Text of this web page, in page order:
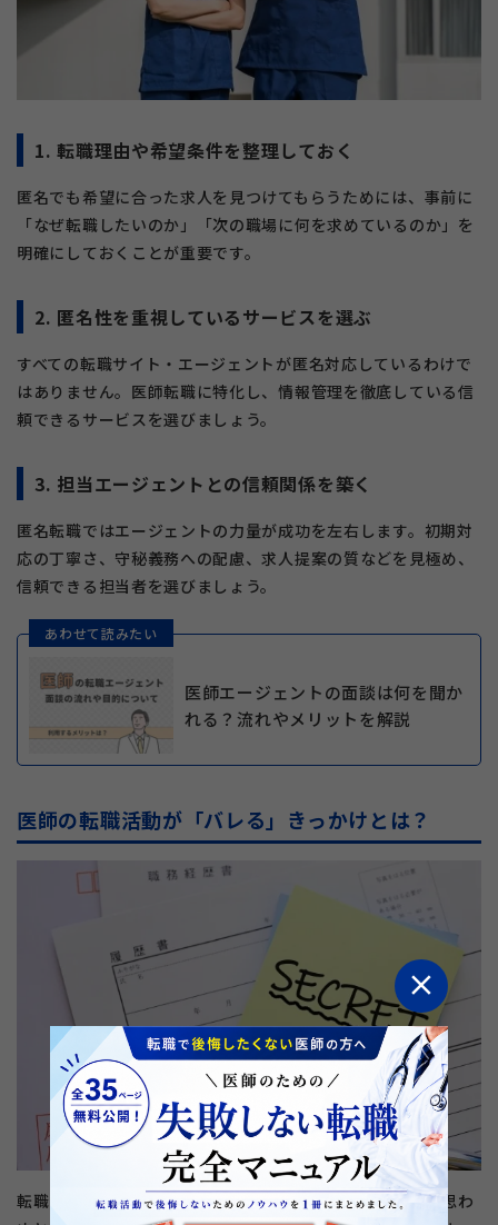
1. 転職理由や希望条件を整理しておく
匿名でも希望に合った求人を見つけてもらうためには、事前に
「なぜ転職したいのか」「次の職場に何を求めているのか」を
明確にしておくことが重要です。
2. 匿名性を重視しているサービスを選ぶ
すべての転職サイト・エージェントが匿名対応しているわけで
はありません。医師転職に特化し、情報管理を徹底している信
頼できるサービスを選びましょう。
3. 担当エージェントとの信頼関係を築く
匿名転職ではエージェントの力量が成功を左右します。初期対
応の丁寧さ、守秘義務への配慮、求人提案の質などを見極め、
信頼できる担当者を選びましょう。
あわせて読みたい
医師エージェントの面談は何を聞か
れる？流れやメリットを解説
医師の転職活動が「バレる」きっかけとは？
転職活動を匿名で進めたいと考える医師は多くいますが、思わ
close